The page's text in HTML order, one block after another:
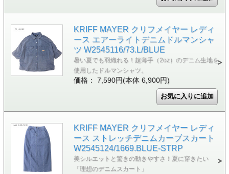
KRIFF MAYER クリフメイヤー レディ
ース エアーライトデニムドルマンシャ
ツ W2545116/73.L/BLUE
暑い夏でも羽織れる！超薄手（2oz）のデニム生地を
使用したドルマンシャツ。
価格： 7,590円(本体 6,900円)
KRIFF MAYER クリフメイヤー レディ
ース ストレッチデニムカーブスカート
W2545124/1669.BLUE-STRP
美シルエットと驚きの動きやすさ！夏に穿きたい
「理想のデニムスカート」